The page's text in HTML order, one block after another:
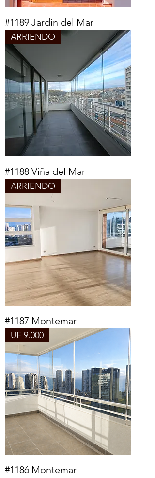
#1189 Jardin del Mar
ARRIENDO
#1188 Viña del Mar
ARRIENDO
#1187 Montemar
UF 9.000
#1186 Montemar